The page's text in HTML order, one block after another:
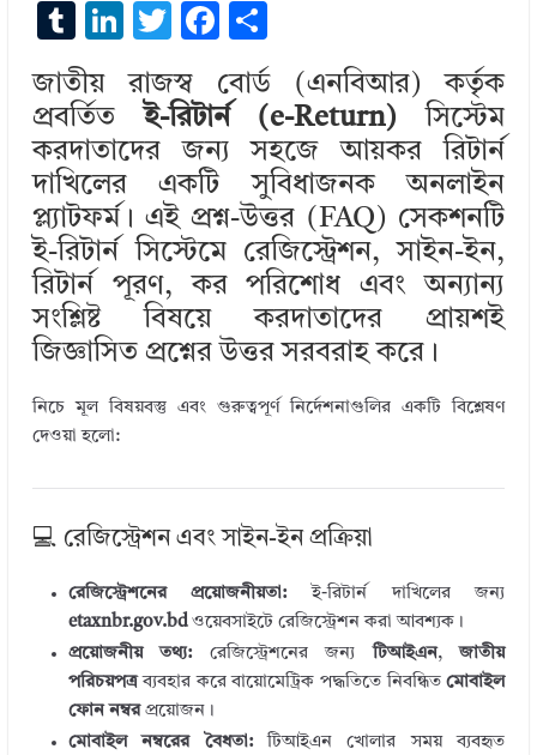
T
u
m
bl
r
Li
k
e
dI
n
T
it
te
r
F
e
b
o
o
k
h
ar
e
জাতীয় রাজস্ব বোর্ড (এনবিআর) কর্তৃক
প্রবর্তিতই-রিটার্ন (e-Return) সিস্টেম
করদাতাদের জন্য সহজে আয়কর রিটার্ন
দাখিলের একটি সুবিধাজনক অনলাইন
প্ল্যাটফর্ম। এই প্রশ্ন-উত্তর (FAQ) সেকশনটি
ই-রিটার্ন সিস্টেমে রেজিস্ট্রেশন, সাইন-ইন,
রিটার্ন পূরণ, কর পরিশোধ এবং অন্যান্য
সংশ্লিষ্ট বিষয়ে করদাতাদের প্রায়শই
জিজ্ঞাসিত প্রশ্নের উত্তর সরবরাহ করে।
নিচে মূল বিষয়বস্তু এবং গুরুত্বপূর্ণ নির্দেশনাগুলির একটি বিশ্লেষণ
দেওয়া হলো:
💻 রেজিস্ট্রেশন এবং সাইন-ইন প্রক্রিয়া
রেজিস্ট্রেশনের প্রয়োজনীয়তা:ই-রিটার্ন দাখিলের জন্য
etaxnbr.gov.bdওয়েবসাইটে রেজিস্ট্রেশন করা আবশ্যক।
প্রয়োজনীয় তথ্য:রেজিস্ট্রেশনের জন্যটিআইএন,জাতীয়
পরিচয়পত্রব্যবহার করে বায়োমেট্রিক পদ্ধতিতে নিবন্ধিতমোবাইল
ফোন নম্বরপ্রয়োজন।
মোবাইল নম্বরের বৈধতা:টিআইএন খোলার সময় ব্যবহৃত